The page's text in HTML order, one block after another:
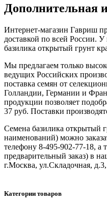
Дополнительная
Интернет-магазин Гавриш
доставкой по всей России.
базилика открытый грунт
Мы предлагаем только
ведущих Российских
поставка семян от
Голландии, Германии и
продукции позволяет
37 руб. Поставки
Семена базилика открытый
наименований) можно
телефону 8-495-902-77-18, а
предварительный заказ) в
г.Москва, ул.Складочная,
Категории товаров